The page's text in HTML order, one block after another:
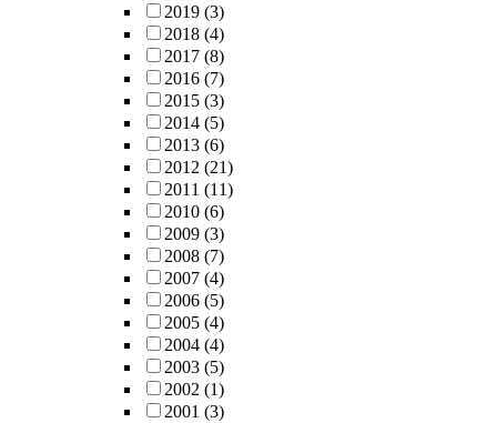
2019 (3)
2018 (4)
2017 (8)
2016 (7)
2015 (3)
2014 (5)
2013 (6)
2012 (21)
2011 (11)
2010 (6)
2009 (3)
2008 (7)
2007 (4)
2006 (5)
2005 (4)
2004 (4)
2003 (5)
2002 (1)
2001 (3)